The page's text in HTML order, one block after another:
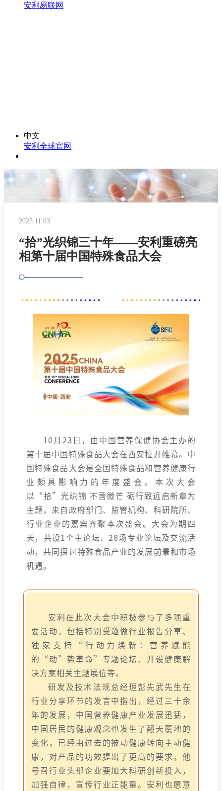
安利易联网
中文
安利全球官网
2025.11.03
“拾”光织锦三十年——安利重磅亮
相第十届中国特殊食品大会
10月23日，由中国营养保健协会主办的
第十届中国特殊食品大会在西安拉开帷幕。中
国特殊食品大会是全国特殊食品和营养健康行
业颇具影响力的年度盛会。本次大会
以“拾”光织锦 不啻微芒 砺行致远启新章为
主题，来自政府部门、监管机构、科研院所、
行业企业的嘉宾齐聚本次盛会。大会为期四
天，共设1个主论坛、28场专业论坛及交流活
动，共同探讨特殊食品产业的发展前景和市场
机遇。
安利在此次大会中积极参与了多项重
要活动，包括特别受邀做行业报告分享、
独家支持“行动力焕新：营养赋能
的“动”势革命”专题论坛、开设健康解
决方案相关主题展位等。
研发及技术法规总经理彭先武先生在
行业分享环节的发言中指出，经过三十余
年的发展，中国营养健康产业发展迅猛，
中国居民的健康观念也发生了翻天覆地的
变化，已经由过去的被动健康转向主动健
康，对产品的功效提出了更高的要求。他
号召行业头部企业要加大科研创新投入，
加强自律，宣传行业正能量。安利也愿意